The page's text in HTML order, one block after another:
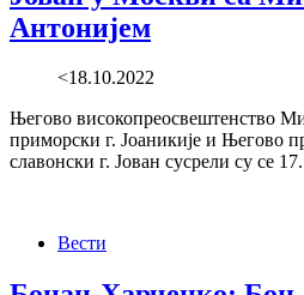
Антонијем
<18.10.2022
Његово високопреосвештенство
приморски г. Јоаникије и Његово
славонски г. Јован сусрели су се
Вести